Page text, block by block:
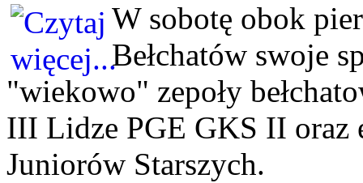
W sobotę obok
Bełchatów swoje
"wiekowo" zepoły
III Lidze PGE GKS II oraz
Juniorów Starszych.